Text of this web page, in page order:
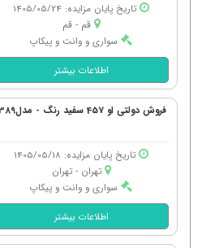
تاریخ پایان مزایده: 1405/05/24
قم - قم
سواری و وانت و پیکاپ
اطلاعات بیشتر
فروش دولتی او 457 سفید رنگ - مدل1389
تاریخ پایان مزایده: 1405/05/18
تهران - تهران
سواری و وانت و پیکاپ
اطلاعات بیشتر